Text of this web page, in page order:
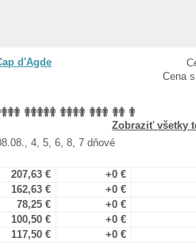
Cena
d'Agde
Zobraziť všetky
4, 5, 6, 8, 7 dňové
207,63 €
+0 €
162,63 €
+0 €
78,25 €
+0 €
100,50 €
+0 €
117,50 €
+0 €